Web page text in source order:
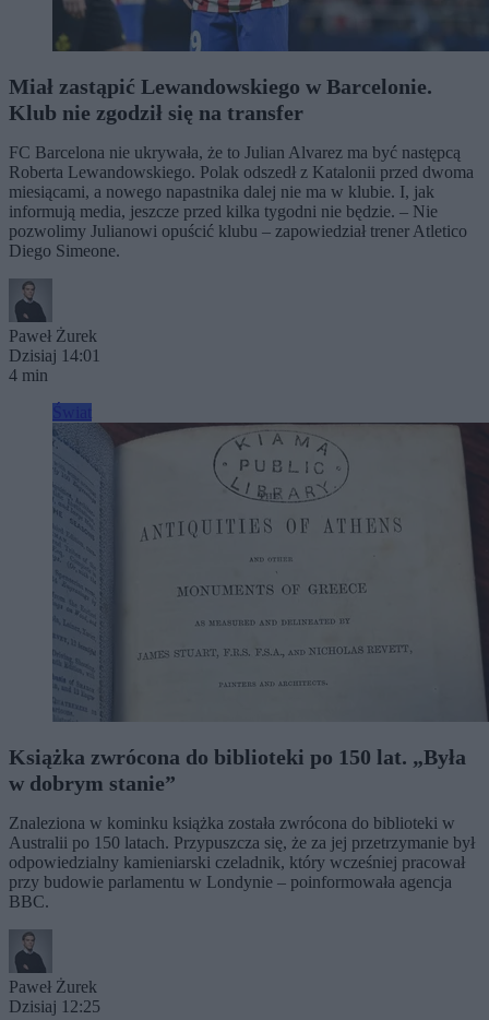
Miał zastąpić Lewandowskiego w Barcelonie.
Klub nie zgodził się na transfer
FC Barcelona nie ukrywała, że to Julian Alvarez ma być następcą
Roberta Lewandowskiego. Polak odszedł z Katalonii przed dwoma
miesiącami, a nowego napastnika dalej nie ma w klubie. I, jak
informują media, jeszcze przed kilka tygodni nie będzie. – Nie
pozwolimy Julianowi opuścić klubu – zapowiedział trener Atletico
Diego Simeone.
Paweł Żurek
Dzisiaj 14:01
4 min
Książka zwrócona do biblioteki po 150 lat. „Była
w dobrym stanie”
Znaleziona w kominku książka została zwrócona do biblioteki w
Australii po 150 latach. Przypuszcza się, że za jej przetrzymanie był
odpowiedzialny kamieniarski czeladnik, który wcześniej pracował
przy budowie parlamentu w Londynie – poinformowała agencja
BBC.
Paweł Żurek
Dzisiaj 12:25